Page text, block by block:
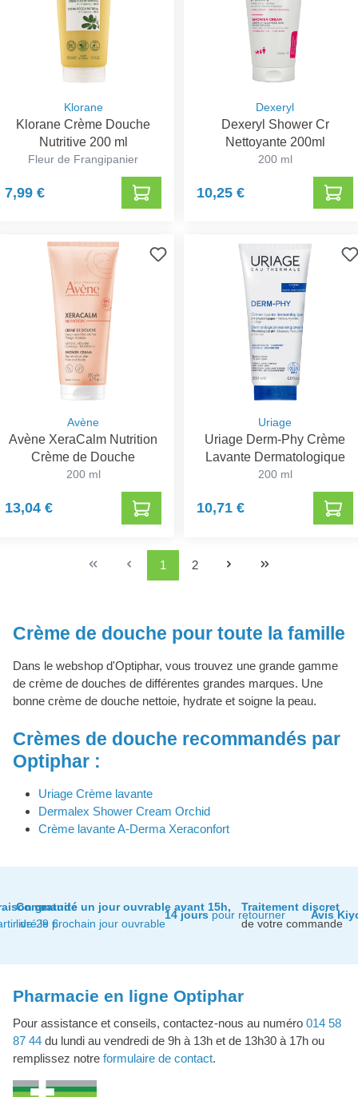
Klorane
Klorane Crème Douche
Nutritive 200 ml
Fleur de Frangipanier
7,99 €
Dexeryl
Dexeryl Shower Cr
Nettoyante 200ml
200 ml
10,25 €
Avène
Avène XeraCalm Nutrition
Crème de Douche
200 ml
13,04 €
Uriage
Uriage Derm-Phy Crème
Lavante Dermatologique
200 ml
10,71 €
1 2
Crème de douche pour toute la famille
Dans le webshop d'Optiphar, vous trouvez une grande gamme
de crème de douches de différentes grandes marques. Une
bonne crème de douche nettoie, hydrate et soigne la peau.
Crèmes de douche recommandés par
Optiphar :
Uriage Crème lavante
Dermalex Shower Cream Orchid
Crème lavante A-Derma Xeraconfort
gratuite
de 29 €
Commandé un jour ouvrable avant 15h,
livré le prochain jour ouvrable
14 jourspour retourner
Traitement discret
de votre commande
Avis
Pharmacie en ligne Optiphar
Pour assistance et conseils, contactez-nous au numéro 014 58
87 44 du lundi au vendredi de 9h à 13h et de 13h30 à 17h ou
remplissez notre formulaire de contact.